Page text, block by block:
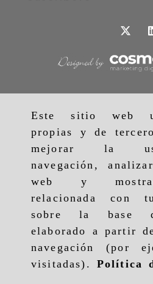
Este sitio web
propias y de
mejorar la
navegación,
web y
relacionada con
sobre la base
elaborado a partir
navegación (por
visitadas). Política